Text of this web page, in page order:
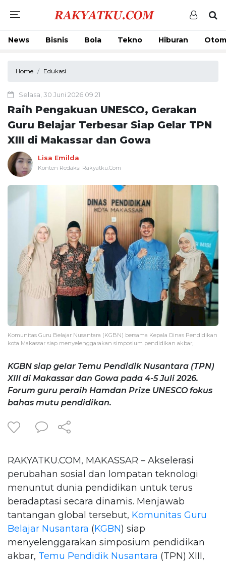
News Bisnis Bola Tekno Hiburan
Home Edukasi
Selasa, 30 Juni 2026 09:21
Raih Pengakuan UNESCO, Gerakan
Guru Belajar Terbesar Siap Gelar TPN
XIII di Makassar dan Gowa
Lisa Emilda
Konten Redaksi Rakyatku.Com
Komunitas Guru Belajar Nusantara (KGBN) bersama Kepala Dinas Pendidikan
kota Makassar siap menyelenggarakan simposium pendidikan akbar,
KGBN siap gelar Temu Pendidik Nusantara (TPN)
XIII di Makassar dan Gowa pada 4-5 Juli 2026.
Forum guru peraih Hamdan Prize UNESCO fokus
bahas mutu pendidikan.
RAKYATKU.COM, MAKASSAR – Akselerasi
perubahan sosial dan lompatan teknologi
menuntut dunia pendidikan untuk terus
beradaptasi secara dinamis. Menjawab
tantangan global tersebut, Komunitas Guru
Belajar Nusantara (KGBN) siap
menyelenggarakan simposium pendidikan
akbar, Temu Pendidik Nusantara (TPN) XIII,